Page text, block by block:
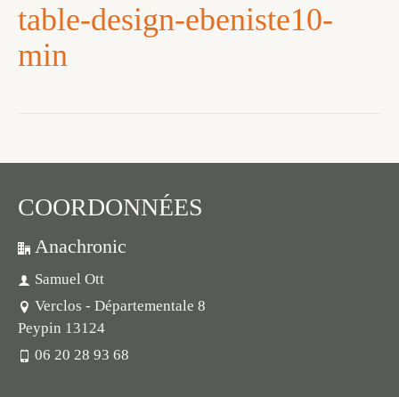
table-design-ebeniste10-
min
COORDONNÉES
Anachronic
Samuel Ott
Verclos - Départementale 8
Peypin 13124
06 20 28 93 68